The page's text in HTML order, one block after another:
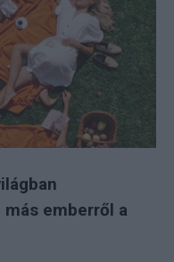
emberről a